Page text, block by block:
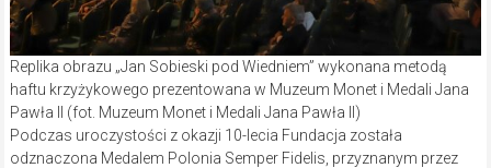
Replika obrazu „Jan Sobieski pod Wiedniem” wykonana metodą
haftu krzyżykowego prezentowana w Muzeum Monet i Medali Jana
Pawła II (fot. Muzeum Monet i Medali Jana Pawła II)
Podczas uroczystości z okazji 10-lecia Fundacja została
odznaczona Medalem Polonia Semper Fidelis, przyznanym przez